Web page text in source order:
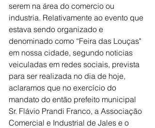
serem na área do comercio ou
industria. Relativamente ao evento que
estava sendo organizado e
denominado como “Feira das Louças"
em nossa cidade, segundo noticias
veiculadas em redes sociais, prevista
para ser realizada no dia de hoje,
aclaramos que no exercício do
mandato do então prefeito municipal
Sr. Flávio Prandi Franco, a Associação
Comercial e Industrial de Jales e o